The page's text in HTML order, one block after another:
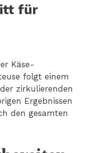
für
Käse-
folgt einem
zirkulierenden
Ergebnissen
den gesamten